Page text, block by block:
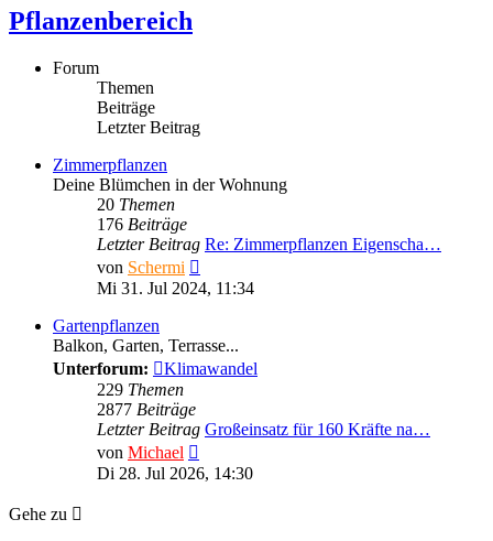
Pflanzenbereich
Forum
Themen
Beiträge
Letzter Beitrag
Zimmerpflanzen
Deine Blümchen in der Wohnung
20 Themen
176 Beiträge
Letzter Beitrag Re: Zimmerpflanzen Eigenscha…
von Schermi
Beitrag
Mi 31. Jul 2024, 11:34
Gartenpflanzen
Balkon, Garten, Terrasse...
Unterforum:
Klimawandel
229 Themen
2877 Beiträge
Letzter Beitrag Großeinsatz für 160 Kräfte na…
von Michael
Beitrag
Di 28. Jul 2026, 14:30
Gehe zu